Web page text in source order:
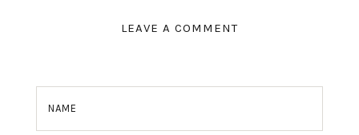
LEAVE A COMMENT
NAME